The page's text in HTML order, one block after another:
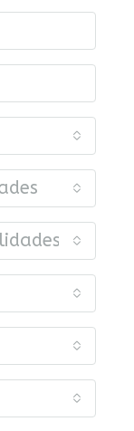
o barrios